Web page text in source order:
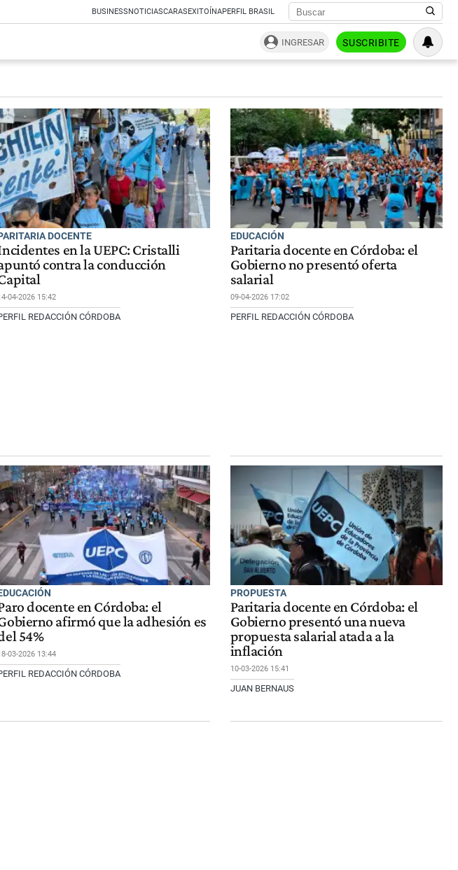
BUSINESSNOTICIASCARASEXITOÍNAPERFIL BRASIL
INGRESAR SUSCRIBITE
DOCENTE
en la UEPC: Cristalli
contra la conducción
04-2026 15:42
REDACCIÓN CÓRDOBA
EDUCACIÓN
Paritaria docente en Córdoba: el
Gobierno no presentó oferta
salarial
09-04-2026 17:02
PERFIL REDACCIÓN CÓRDOBA
docente en Córdoba: el
afirmó que la adhesión es
54%
03-2026 13:44
REDACCIÓN CÓRDOBA
PROPUESTA
Paritaria docente en Córdoba: el
Gobierno presentó una nueva
propuesta salarial atada a la
inflación
10-03-2026 15:41
JUAN BERNAUS